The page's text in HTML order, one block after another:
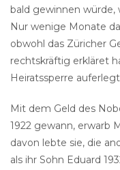
bald gewinnen würde,
Nur wenige Monate
obwohl das Züricher
rechtskräftig erkläret
Heiratssperre
Mit dem Geld des
1922 gewann, erwarb
davon lebte sie, die
als ihr Sohn Eduard